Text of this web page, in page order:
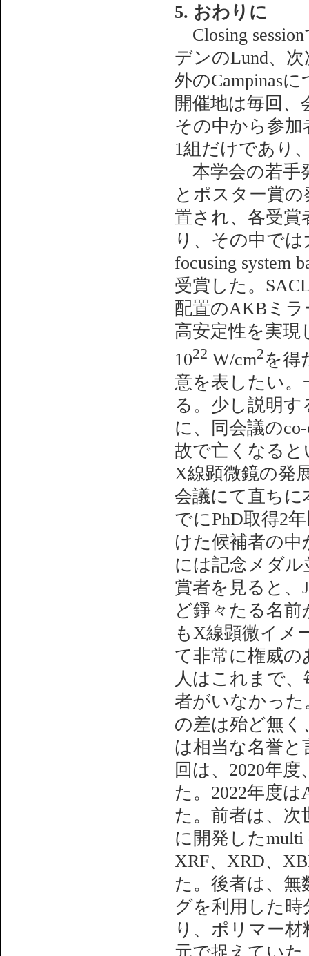
5. おわりに
Closing
デンのLund、
外のCampinas
開催地は毎回
その中から参
1組だけであり
本学会の若手
とポスター賞
置され、各受賞
り、その中では
focusing system
受賞した。
配置のAKBミ
高安定性を実現
1022 W/cm2を得
意を表したい
る。少し説明
に、同会議の
故で亡くなる
X線顕微鏡の発
会議にて直ちに
でにPhD取得2
けた候補者の
には記念メダル
賞者を見ると、
ど錚々たる名
もX線顕微イメ
て非常に権威
人はこれまで
者がいなかった
の差は殆ど無
は相当な名誉と
回は、2020年
た。2022年度は
た。前者は、
に開発したmulti
XRF、XRD、
た。後者は、
グを利用した
り、ポリマー
元で捉えてい